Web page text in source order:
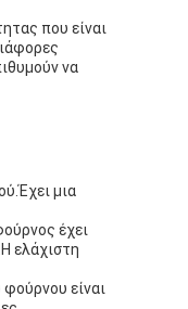
που είναι
να
μια
έχει
ελάχιστη
είναι